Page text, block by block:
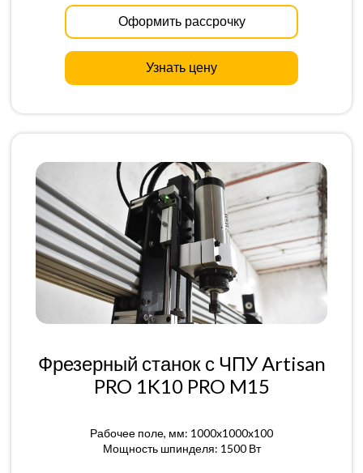
Оформить рассрочку
Узнать цену
Фрезерный станок с ЧПУ Artisan
PRO 1K10 PRO M15
Рабочее поле, мм: 1000x1000x100
Мощность шпинделя: 1500 Вт